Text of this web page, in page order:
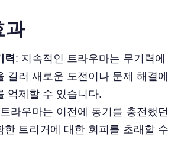
과
력: 지속적인 트라우마는 무기력에
길러 새로운 도전이나 문제 해결에
억제할 수 있습니다.
라우마는 이전에 동기를 충전했던
한 트리거에 대한 회피를 초래할 수